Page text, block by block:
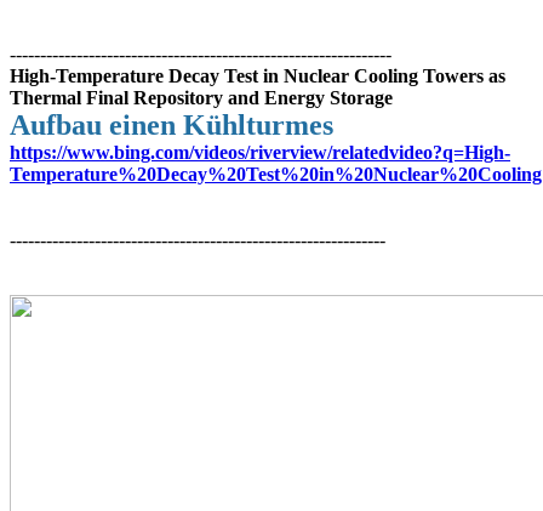
---------------------------------------------------------------
High-Temperature Decay Test in Nuclear Cooling Towers as
Thermal Final Repository and Energy Storage
Aufbau einen Kühlturmes
https://www.bing.com/videos/riverview/relatedvideo?q=High-
--------------------------------------------------------------